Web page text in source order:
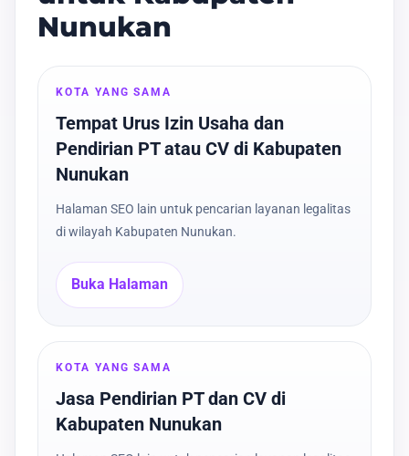
Nunukan
KOTA YANG SAMA
Tempat Urus Izin Usaha dan
Pendirian PT atau CV di Kabupaten
Nunukan
Halaman SEO lain untuk pencarian layanan legalitas
di wilayah Kabupaten Nunukan.
Buka Halaman
KOTA YANG SAMA
Jasa Pendirian PT dan CV di
Kabupaten Nunukan